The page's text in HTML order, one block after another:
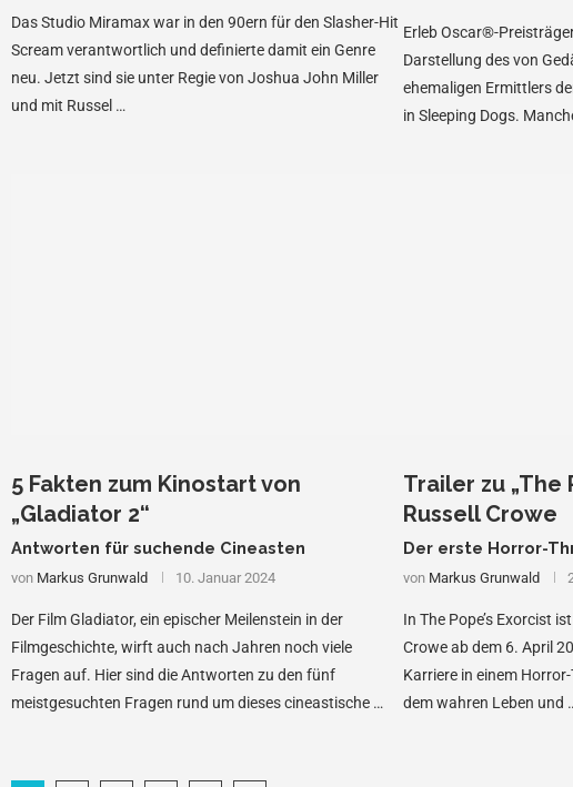
Das Studio Miramax war in den 90ern für den Slasher-Hit
Scream verantwortlich und definierte damit ein Genre
neu. Jetzt sind sie unter Regie von Joshua John Miller
und mit Russel …
Erleb Oscar®-
Darstellung des von
ehemaligen Ermittlers
in Sleeping Dogs.
5 Fakten zum Kinostart von
„Gladiator 2“
Antworten für suchende Cineasten
von Markus Grunwald 10. Januar 2024
Der Film Gladiator, ein epischer Meilenstein in der
Filmgeschichte, wirft auch nach Jahren noch viele
Fragen auf. Hier sind die Antworten zu den fünf
meistgesuchten Fragen rund um dieses cineastische …
Trailer zu „The
Russell Crowe
Der erste Horror-
von Markus Grunwald
In The Pope’s Exorcist
Crowe ab dem 6. April
Karriere in einem
dem wahren Leben und